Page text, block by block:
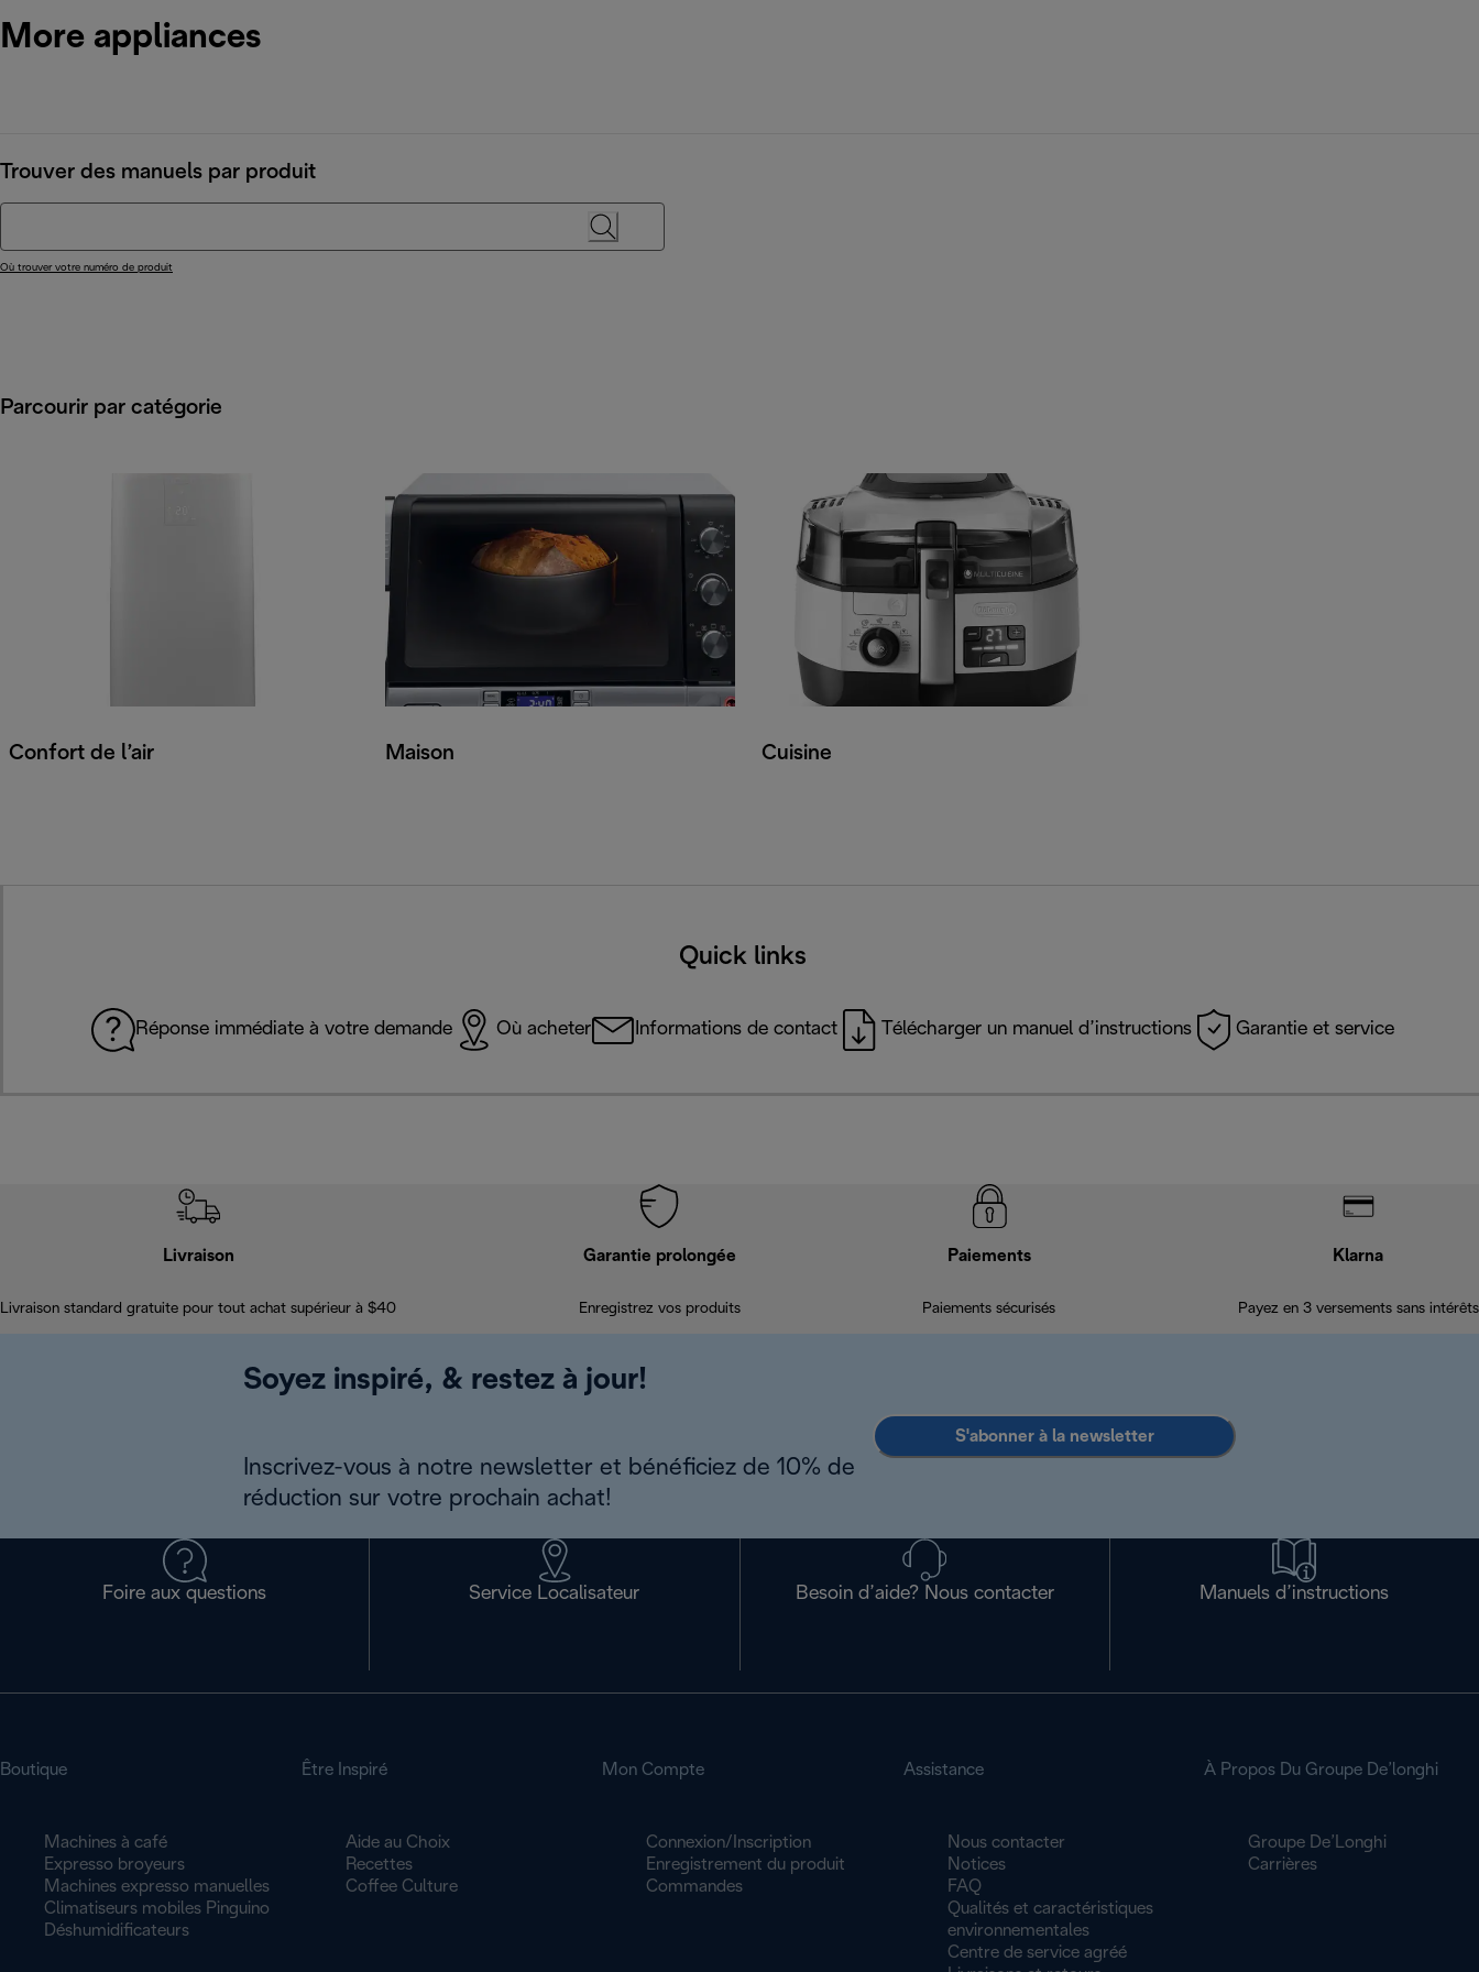
More appliances
Trouver des manuels par produit
Où trouver votre numéro de produit
Parcourir par catégorie
Confort de l’air Maison Cuisine
Quick links
Réponse immédiate à votre demande Où acheter Informations de contact Télécharger un manuel d’instructions Garantie et service
Livraison
Livraison standard gratuite pour tout achat supérieur à $40
Garantie prolongée
Enregistrez vos produits
Paiements
Paiements sécurisés
Klarna
Payez en 3 versements sans intérêts
Soyez inspiré, & restez à jour!
Inscrivez-vous à notre newsletter et bénéficiez de 10% de
réduction sur votre prochain achat!
S'abonner à la newsletter
Foire aux questions Service Localisateur Besoin d’aide? Nous contacter Manuels d’instructions
Boutique
Machines à café
Expresso broyeurs
Machines expresso manuelles
Climatiseurs mobiles Pinguino
Déshumidificateurs
Être Inspiré
Aide au Choix
Recettes
Coffee Culture
Mon Compte
Connexion/Inscription
Enregistrement du produit
Commandes
Assistance
Nous contacter
Notices
FAQ
Qualités et caractéristiques
environnementales
Centre de service agréé
À Propos Du Groupe De’longhi
Groupe De’Longhi
Carrières